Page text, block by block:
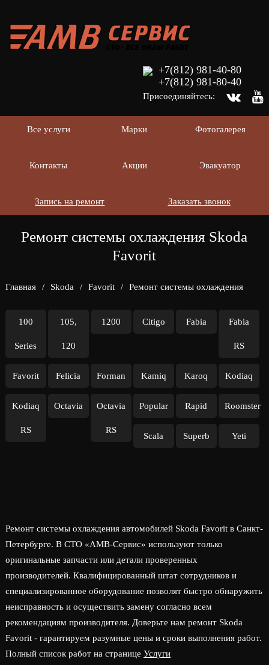
+7(812) 981-40-80
+7(812) 981-80-40
Присоединяйтесь:
Все услуги Марки Фотогалерея
Контакты Акции Эвакуатор
Заказать звонок
Запись на ремонт
Ремонт системы охлаждения Skoda
Favorit
Главная / Skoda / Favorit / Ремонт системы охлаждения
100
Series
105,
120
1200 Citigo Fabia Fabia
RS
Favorit Felicia Forman Kamiq Karoq Kodiaq
Kodiaq
RS
Octavia Octavia
RS
Popular Rapid Roomster
Scala Superb Yeti
Ремонт системы охлаждения автомобилей Skoda Favorit в Санкт-
Петербурге. В СТО «АМВ-Сервис» используют только
оригинальные запчасти или детали проверенных
производителей. Квалифицированный штат сотрудников и
специализированное оборудование позволят быстро обнаружить
неисправность и осуществить замену согласно всем
рекомендациям производителя. Доверьте нам ремонт Skoda
Favorit - гарантируем разумные цены и сроки выполнения работ.
Полный список работ на странице Услуги